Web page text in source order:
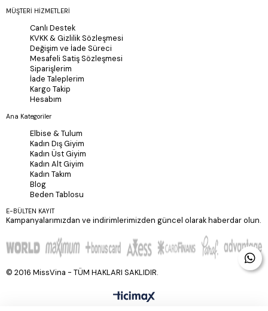
MÜŞTERİ HİZMETLERİ
Canlı Destek
KVKK & Gizlilik Sözleşmesi
Değişim ve İade Süreci
Mesafeli Satiş Sözleşmesi
Siparişlerim
İade Taleplerim
Kargo Takip
Hesabım
Ana Kategoriler
Elbise & Tulum
Kadın Dış Giyim
Kadın Üst Giyim
Kadın Alt Giyim
Kadın Takım
Blog
Beden Tablosu
E-BÜLTEN KAYIT
Kampanyalarımızdan ve indirimlerimizden güncel olarak haberdar olun.
© 2016 MissVina - TÜM HAKLARI SAKLIDIR.